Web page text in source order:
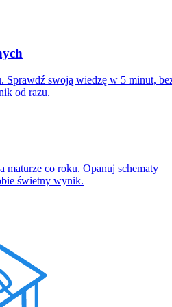
Sprawdź swoją wiedzę w 5 minut,
od razu.
maturze co roku. Opanuj schematy
świetny wynik.